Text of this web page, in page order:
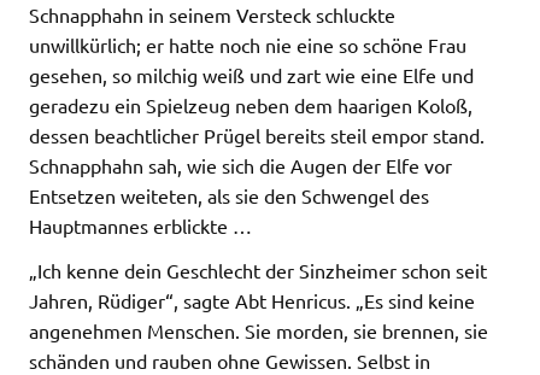
Schnapphahn in seinem Versteck schluckte
unwillkürlich; er hatte noch nie eine so schöne Frau
gesehen, so milchig weiß und zart wie eine Elfe und
geradezu ein Spielzeug neben dem haarigen Koloß,
dessen beachtlicher Prügel bereits steil empor stand.
Schnapphahn sah, wie sich die Augen der Elfe vor
Entsetzen weiteten, als sie den Schwengel des
Hauptmannes erblickte …
„Ich kenne dein Geschlecht der Sinzheimer schon seit
Jahren, Rüdiger“, sagte Abt Henricus. „Es sind keine
angenehmen Menschen. Sie morden, sie brennen, sie
schänden und rauben ohne Gewissen. Selbst in